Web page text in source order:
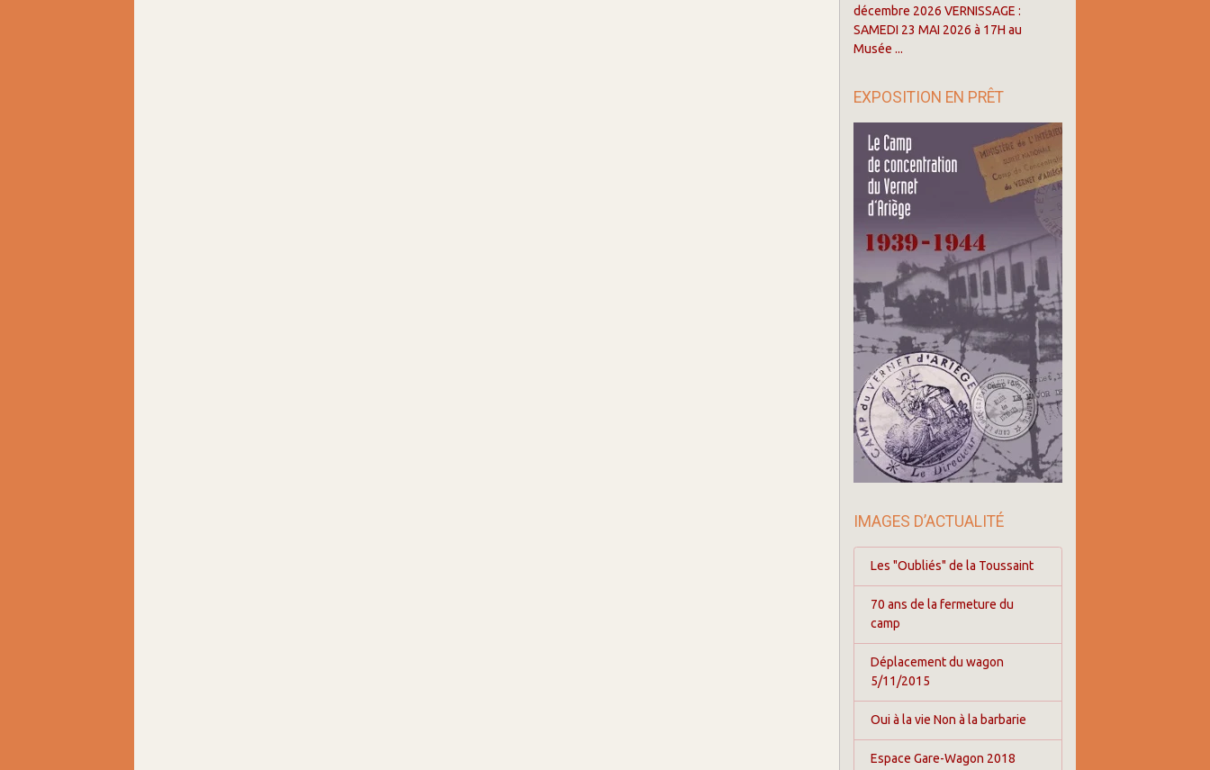
décembre 2026 VERNISSAGE :
SAMEDI 23 MAI 2026 à 17H au
Musée ...
EXPOSITION EN PRÊT
IMAGES D’ACTUALITÉ
Les "Oubliés" de la Toussaint
70 ans de la fermeture du
camp
Déplacement du wagon
5/11/2015
Oui à la vie Non à la barbarie
Espace Gare-Wagon 2018